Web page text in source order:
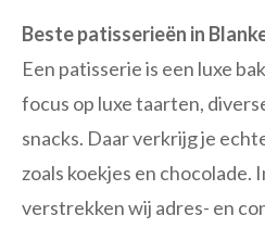
Beste patisserieën in
Een patisserie is een luxe
focus op luxe taarten,
snacks. Daar verkrijg je
zoals koekjes en chocolade.
verstrekken wij adres- en